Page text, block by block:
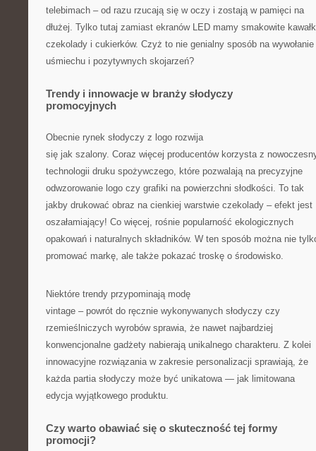
telebimach – od razu rzucają się w oczy i zostają w pamięci na
dłużej. Tylko tutaj zamiast ekranów LED mamy smakowite
czekolady i cukierków. Czyż to nie genialny sposób na wywołanie
uśmiechu i pozytywnych skojarzeń?
Trendy i innowacje w branży słodyczy
promocyjnych
Obecnie rynek słodyczy z logo rozwija
się jak szalony. Coraz więcej producentów korzysta z
technologii druku spożywczego, które pozwalają na precyzyjne
odwzorowanie logo czy grafiki na powierzchni słodkości. To tak
jakby drukować obraz na cienkiej warstwie czekolady – efekt jest
oszałamiający! Co więcej, rośnie popularność ekologicznych
opakowań i naturalnych składników. W ten sposób można nie
promować markę, ale także pokazać troskę o środowisko.
Niektóre trendy przypominają modę
vintage – powrót do ręcznie wykonywanych słodyczy czy
rzemieślniczych wyrobów sprawia, że nawet najbardziej
konwencjonalne gadżety nabierają unikalnego charakteru. Z kolei
innowacyjne rozwiązania w zakresie personalizacji sprawiają, że
każda partia słodyczy może być unikatowa — jak limitowana
edycja wyjątkowego produktu.
Czy warto obawiać się o skuteczność tej formy
promocji?